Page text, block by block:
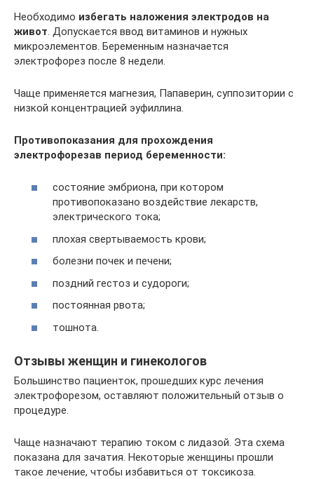
Необходимо избегать наложения электродов на
живот. Допускается ввод витаминов и нужных
микроэлементов. Беременным назначается
электрофорез после 8 недели.
Чаще применяется магнезия, Папаверин, суппозитории с
низкой концентрацией эуфиллина.
Противопоказания для прохождения
электрофорезав период беременности:
состояние эмбриона, при котором
противопоказано воздействие лекарств,
электрического тока;
плохая свертываемость крови;
болезни почек и печени;
поздний гестоз и судороги;
постоянная рвота;
тошнота.
Отзывы женщин и гинекологов
Большинство пациенток, прошедших курс лечения
электрофорезом, оставляют положительный отзыв о
процедуре.
Чаще назначают терапию током с лидазой. Эта схема
показана для зачатия. Некоторые женщины прошли
такое лечение, чтобы избавиться от токсикоза.